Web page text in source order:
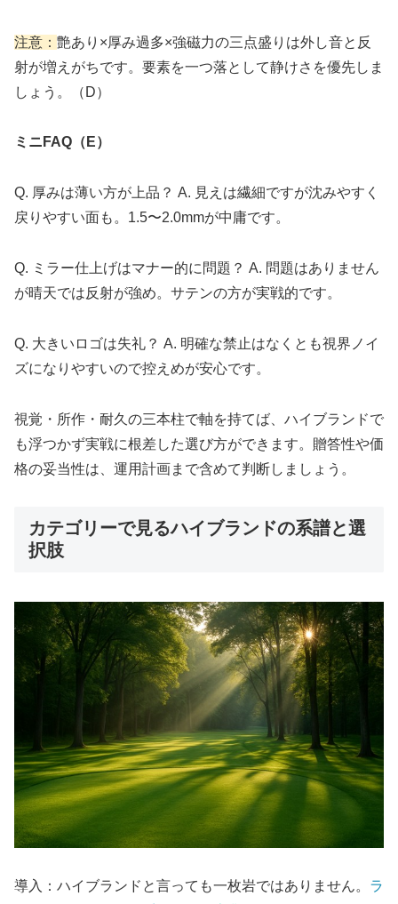
注意： 艶あり×厚み過多×強磁力の三点盛りは外し音と反
射が増えがちです。要素を一つ落として静けさを優先しま
しょう。（D）
ミニFAQ（E）
Q. 厚みは薄い方が上品？ A. 見えは繊細ですが沈みやすく
戻りやすい面も。1.5〜2.0mmが中庸です。
Q. ミラー仕上げはマナー的に問題？ A. 問題はありません
が晴天では反射が強め。サテンの方が実戦的です。
Q. 大きいロゴは失礼？ A. 明確な禁止はなくとも視界ノイ
ズになりやすいので控えめが安心です。
視覚・所作・耐久の三本柱で軸を持てば、ハイブランドで
も浮つかず実戦に根差した選び方ができます。贈答性や価
格の妥当性は、運用計画まで含めて判断しましょう。
カテゴリーで見るハイブランドの系譜と選
択肢
導入：ハイブランドと言っても一枚岩ではありません。 ラ